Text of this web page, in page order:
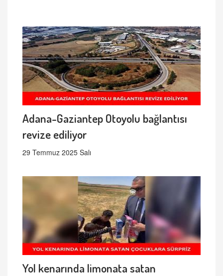
Adana-Gaziantep Otoyolu bağlantısı
revize ediliyor
29 Temmuz 2025 Salı
Yol kenarında limonata satan